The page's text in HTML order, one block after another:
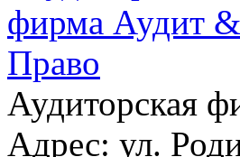
Аудиторская
Адрес: ул.